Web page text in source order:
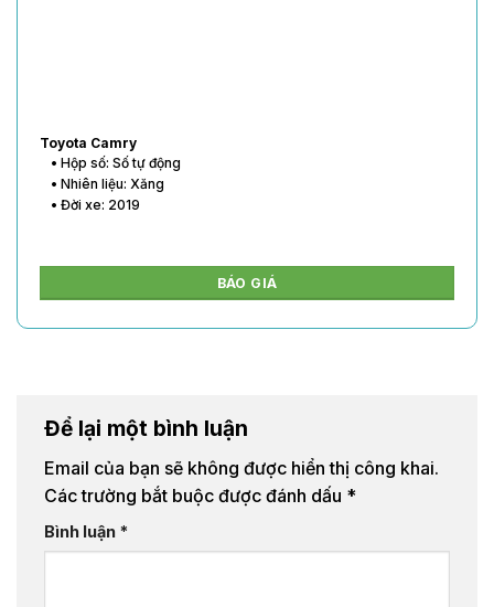
Toyota Vios
• Hộp số: Số tự động
• Nhiên liệu: Xăng
• Đời xe: 2020
BÁO GIÁ
Để lại một bình luận
Email của bạn sẽ không được hiển thị công khai.
Các trường bắt buộc được đánh dấu *
Bình luận *